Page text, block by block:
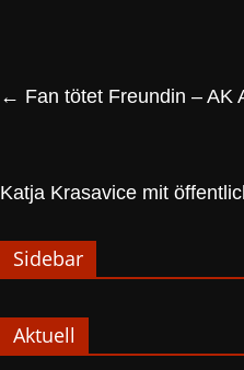
← Fan tötet Freundin – AK
Katja Krasavice mit
Sidebar
Aktuell